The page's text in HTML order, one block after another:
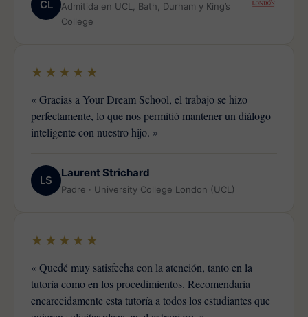
CL
Admitida en UCL, Bath, Durham y King’s
College
★★★★★
« Gracias a Your Dream School, el trabajo se hizo
perfectamente, lo que nos permitió mantener un diálogo
inteligente con nuestro hijo. »
LS
Laurent Strichard
Padre · University College London (UCL)
★★★★★
« Quedé muy satisfecha con la atención, tanto en la
tutoría como en los procedimientos. Recomendaría
encarecidamente esta tutoría a todos los estudiantes que